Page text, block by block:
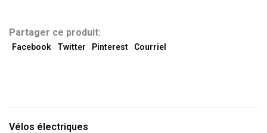
Partager ce produit:
Facebook Twitter Pinterest Courriel
Vélos électriques